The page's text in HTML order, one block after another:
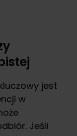
jest
w
Jeśli